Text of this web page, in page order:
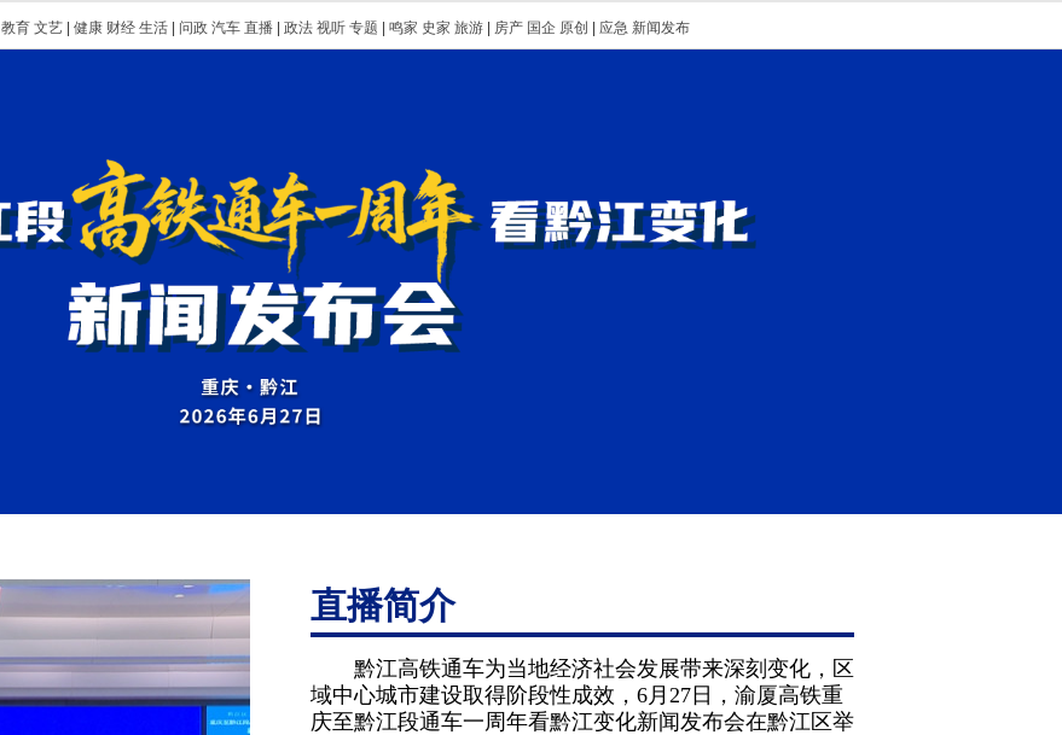
教育 文艺 健康 财经 生活 问政 汽车 直播 政法 视听 专题 鸣家 史家 旅游 房产 国企 原创 应急 新闻发布
直播简介
黔江高铁通车为当地经济社会发展带来深刻变化，区
域中心城市建设取得阶段性成效，6月27日，渝厦高铁重
庆至黔江段通车一周年看黔江变化新闻发布会在黔江区举